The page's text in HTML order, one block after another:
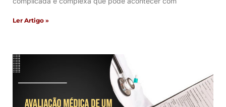
Ler Artigo »